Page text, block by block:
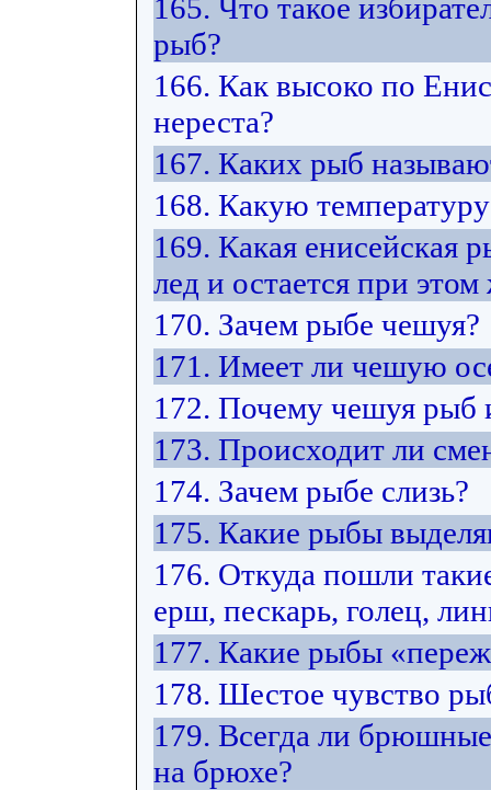
165. Что такое
рыб?
166. Как высоко по
нереста?
167. Каких рыб
168. Какую
169. Какая енисейская
лед и остается при
170. Зачем рыбе чешуя?
171. Имеет ли чешую
172. Почему чешуя рыб
173. Происходит ли
174. Зачем рыбе слизь?
175. Какие рыбы
176. Откуда пошли
ерш, пескарь, голец,
177. Какие рыбы
178. Шестое чувство
179. Всегда ли
на брюхе?